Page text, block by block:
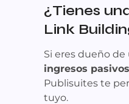
¿Tienes
Link
Si eres dueño
ingresos pasivos
Publisuites te
tuyo.